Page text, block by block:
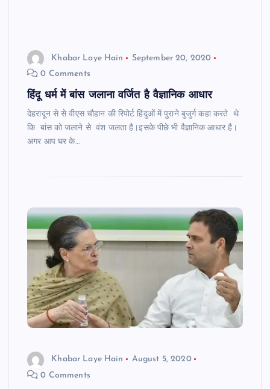
Khabar Laye Hain
September 20, 2020
0 Comments
हिंदू धर्म में बांस जलाना वर्जित है वैज्ञानिक आधार
देहरादून से से वीएस चौहान की रिपोर्ट हिंदुओं में पुराने बुजुर्ग कहा करते थे
कि बांस को जलाने से वंश जलता है।इसके पीछे भी वैज्ञानिक आधार है।
अगर आप घर के…
Khabar Laye Hain
August 5, 2020
0 Comments